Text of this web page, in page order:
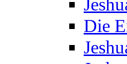
Die